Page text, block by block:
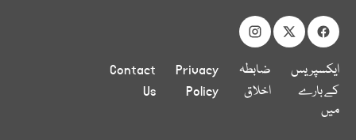
ایکسپریس
کے بارے
میں
ضابطہ
اخلاق
Privacy
Policy
Contact
Us